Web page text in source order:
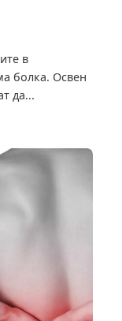
в
болка. Освен
да...